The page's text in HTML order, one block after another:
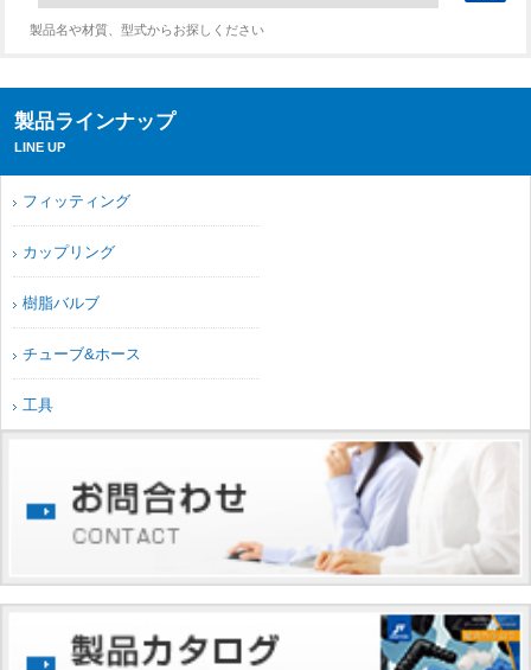
製品名や材質、型式からお探しください
製品ラインナップ
LINE UP
フィッティング
カップリング
樹脂バルブ
チューブ&ホース
工具